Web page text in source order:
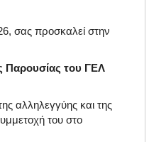
σας προσκαλεί στην
Παρουσίας του ΓΕΛ
αλληλεγγύης και της
του στο